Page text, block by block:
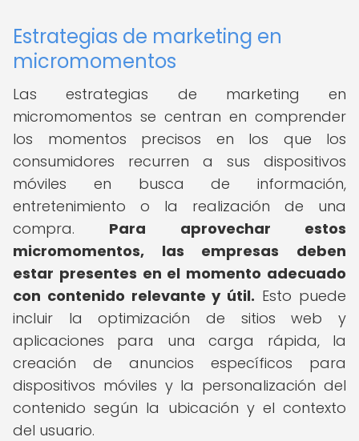
Estrategias de marketing en
micromomentos
Las estrategias de marketing en
micromomentos se centran en comprender
los momentos precisos en los que los
consumidores recurren a sus dispositivos
móviles en busca de información,
entretenimiento o la realización de una
compra. Para aprovechar estos
micromomentos, las empresas deben
estar presentes en el momento adecuado
con contenido relevante y útil. Esto puede
incluir la optimización de sitios web y
aplicaciones para una carga rápida, la
creación de anuncios específicos para
dispositivos móviles y la personalización del
contenido según la ubicación y el contexto
del usuario.